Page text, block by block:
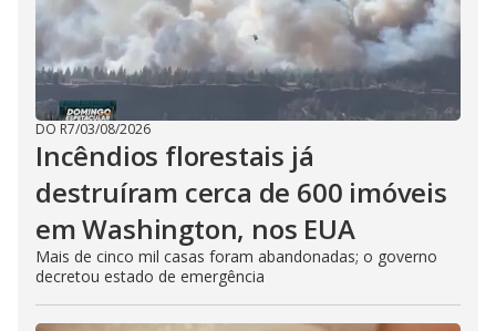
DO R7/03/08/2026
Incêndios florestais já
destruíram cerca de 600 imóveis
em Washington, nos EUA
Mais de cinco mil casas foram abandonadas; o governo
decretou estado de emergência